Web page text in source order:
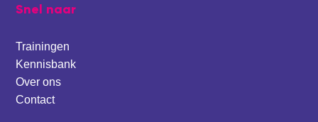
Footer
Snel naar
Trainingen
Kennisbank
Over ons
Contact